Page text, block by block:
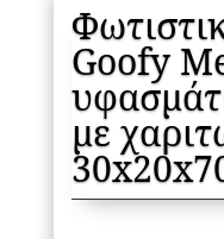
Goofy
με